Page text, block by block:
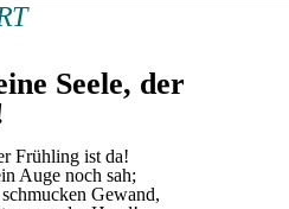
Seele, der
Frühling ist da!
Auge noch sah;
Gewand,